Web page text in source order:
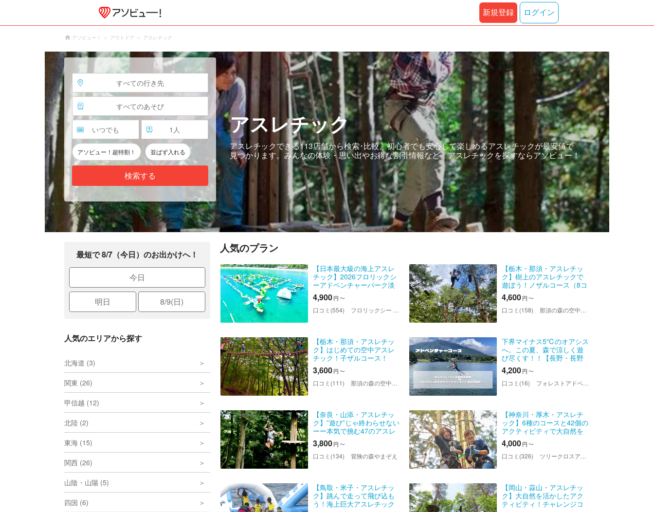
新規登録 ログイン
アソビュー！ アウトドア アスレチック
すべての行き先
すべてのあそび
いつでも 1 人
アソビュー！超特割！ 並ばず入れる
検索する
アスレチック
アスレチックできる113店舗から検索･比較。初心者でも安心して楽しめるアスレチックが最安値で
見つかります。みんなの体験・思い出やお得な割引情報など、アスレチックを探すならアソビュー！
最短で 8/7（今日）のお出かけへ！
今日
明日 8/9(日)
人気のエリアから探す
北海道 (3)
関東 (26)
甲信越 (12)
北陸 (2)
東海 (15)
関西 (26)
山陰・山陽 (5)
四国 (6)
人気のプラン
【日本最大級の海上アスレ
チック】2026フロリックシ
ーアドベンチャーパーク淡
路島！【ファミリーやカッ
プル・グループなどにお薦
め！】
4,900円 〜
口コミ(554) フロリックシー アドベンチャーパーク淡路島
【栃木・那須・アスレチッ
ク】樹上のアスレチックで
遊ぼう！ノザルコース（8コ
ース・ジップライン付き）
4,600円 〜
口コミ(158) 那須の森の空中アスレチック『NOZARU』
【栃木・那須・アスレチッ
ク】はじめての空中アスレ
チック！子ザルコース！
3,600円 〜
口コミ(111) 那須の森の空中アスレチック『NOZARU』
下界マイナス5℃のオアシス
へ。この夏、森で涼しく遊
び尽くす！！【長野・長野
市内・アスレチック】アド
ベンチャーコース（約120
分）空中アスレチックコー
4,200円 〜
口コミ(16) フォレストアドベンチャー・長野
【奈良・山添・アスレチッ
ク】”遊び”じゃ終わらせない
ーー本気で挑む47のアスレ
チック体験【アドベンチャ
ーコース】
3,800円 〜
口コミ(134) 冒険の森やまぞえ
【神奈川・厚木・アスレチ
ック】6種のコースと42個の
アクティビティで大自然を
満喫！スリル満点の大冒険
を体験しよう♪ツリークロス
アドベンチャー（ジップラ
4,000円 〜
口コミ(326) ツリークロスアドベンチャー厚木・七沢
【鳥取・米子・アスレチッ
ク】跳んで走って飛び込も
う！海上巨大アスレチック
【岡山・蒜山・アスレチッ
ク】大自然を活かしたアク
ティビティ！チャレンジコ